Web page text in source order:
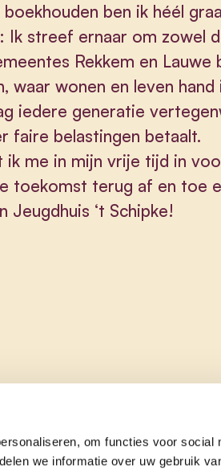
om functies voor social
we informatie over uw gebruik
ben ik héél
Ik streef ernaar om zowel
Rekkem en Lauwe
waar wonen en leven hand
iedere generatie
faire belastingen betaalt.
ik me in mijn vrije tijd in
toekomst terug af en toe
Jeugdhuis ‘t Schipke!